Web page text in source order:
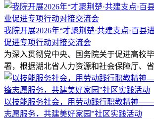
我院开展2026年“才聚荆楚·共建支点·百县
促进专项行动对接交流会
为深入贯彻党中央、国务院关于促进高校
署，根据湖北省人力资源和社会保障厅、
以技能服务社会，用劳动践行职教精神
志愿服务，共建美好家园”社区实践活动